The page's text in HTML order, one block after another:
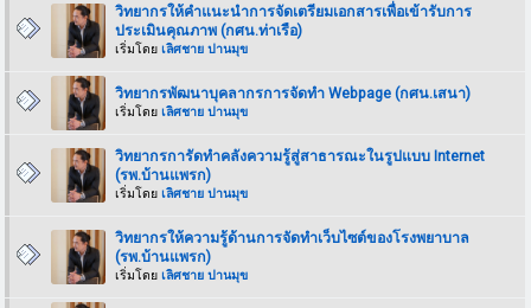
วิทยากรให้คำแนะนำการจัดเตรียมเอกสารเพื่อเข้ารับการ
ประเมินคุณภาพ (กศน.ท่าเรือ)
เริ่มโดยเลิศชาย ปานมุข
วิทยากรพัฒนาบุคลากรการจัดทำ Webpage (กศน.เสนา)
เริ่มโดยเลิศชาย ปานมุข
วิทยากรการัดทำคลังความรู้สู่สาธารณะในรูปแบบ Internet
(รพ.บ้านแพรก)
เริ่มโดยเลิศชาย ปานมุข
วิทยากรให้ความรู้ด้านการจัดทำเว็บไซต์ของโรงพยาบาล
(รพ.บ้านแพรก)
เริ่มโดยเลิศชาย ปานมุข